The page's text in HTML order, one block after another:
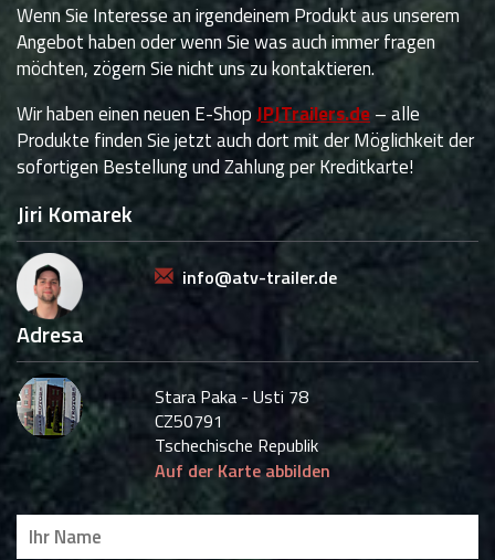
Wenn Sie Interesse an irgendeinem Produkt aus unserem
Angebot haben oder wenn Sie was auch immer fragen
möchten, zögern Sie nicht uns zu kontaktieren.
Wir haben einen neuen E-ShopJPJTrailers.de– alle
Produkte finden Sie jetzt auch dort mit der Möglichkeit der
sofortigen Bestellung und Zahlung per Kreditkarte!
Jiri Komarek
info@atv-trailer.de
Adresa
Stara Paka - Usti 78
CZ50791
Tschechische Republik
Auf der Karte abbilden